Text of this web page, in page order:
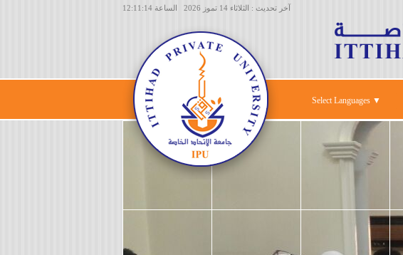
آخر تحديث : الثلاثاء 14 تموز 2026 الساعة 12:11:14
Select Languages ▼